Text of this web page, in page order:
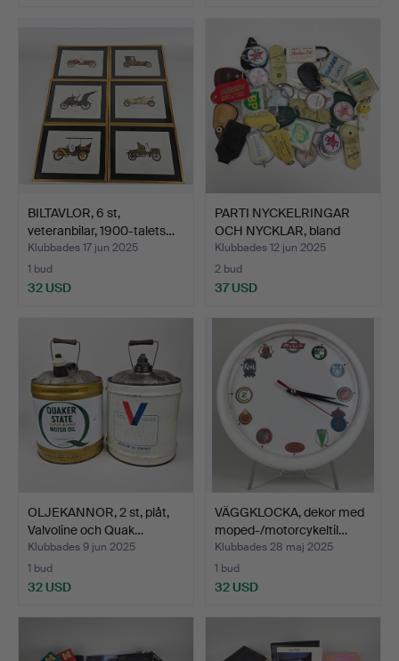
BILTAVLOR, 6 st,
veteranbilar, 1900-talets…
Klubbades 17 jun 2025
1 bud
32 USD
PARTI NYCKELRINGAR
OCH NYCKLAR, bland
anna…
Klubbades 12 jun 2025
2 bud
37 USD
OLJEKANNOR, 2 st, plåt,
Valvoline och Quak…
Klubbades 9 jun 2025
1 bud
32 USD
VÄGGKLOCKA, dekor med
moped-/motorcykeltil…
Klubbades 28 maj 2025
1 bud
32 USD